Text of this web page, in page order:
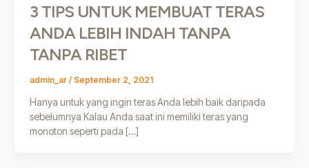
3 TIPS UNTUK MEMBUAT TERAS
ANDA LEBIH INDAH TANPA
TANPA RIBET
admin_ar / September 2, 2021
Hanya untuk yang ingin teras Anda lebih baik daripada
sebelumnya Kalau Anda saat ini memiliki teras yang
monoton seperti pada […]